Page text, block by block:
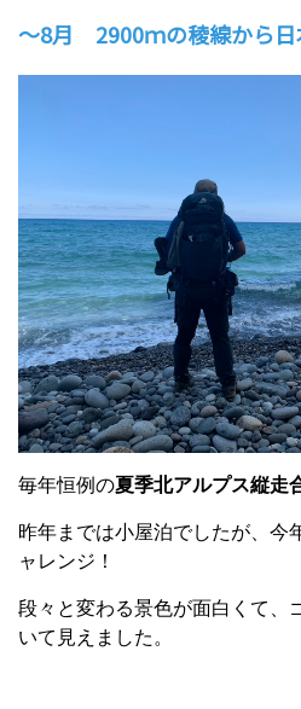
～8月 2900ｍの稜線から日
毎年恒例の夏季北アルプス縦走
昨年までは小屋泊でしたが、今
ャレンジ！
段々と変わる景色が面白くて、
いて見えました。